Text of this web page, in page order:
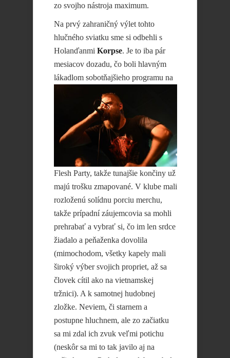
zo svojho nástroja maximum.
Na prvý zahraničný výlet tohto
hlučného sviatku sme si odbehli s
Holanďanmi Korpse. Je to iba pár
mesiacov dozadu, čo boli hlavným
lákadlom sobotňajšieho programu na
Flesh Party, takže tunajšie končiny už
majú trošku zmapované. V klube mali
rozloženú solídnu porciu merchu,
takže prípadní záujemcovia sa mohli
prehrabať a vybrať si, čo im len srdce
žiadalo a peňaženka dovolila
(mimochodom, všetky kapely mali
široký výber svojich propriet, až sa
človek cítil ako na vietnamskej
tržnici). A k samotnej hudobnej
zložke. Neviem, či starnem a
postupne hluchnem, ale zo začiatku
sa mi zdal ich zvuk veľmi potichu
(neskôr sa mi to tak javilo aj na